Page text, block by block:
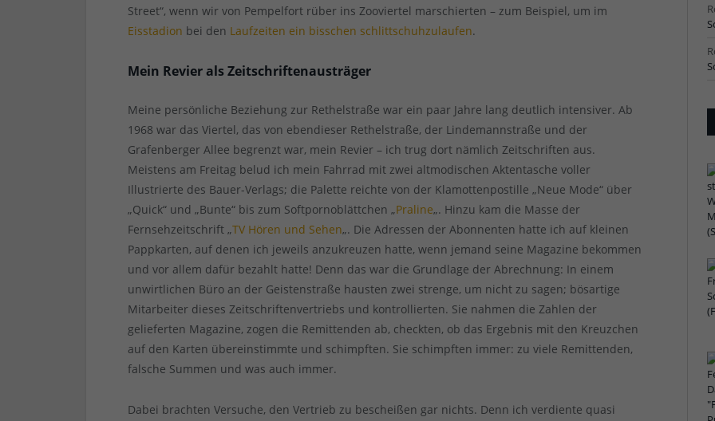
Street“, wenn wir von Pempelfort rüber ins Zooviertel marschierten – zum Beispiel, um im
Eisstadion bei den Laufzeiten ein bisschen schlittschuhzulaufen.
Mein Revier als Zeitschriftenausträger
Meine persönliche Beziehung zur Rethelstraße war ein paar Jahre lang deutlich intensiver. Ab
1968 war das Viertel, das von ebendieser Rethelstraße, der Lindemannstraße und der
Grafenberger Allee begrenzt war, mein Revier – ich trug dort nämlich Zeitschriften aus.
Meistens am Freitag belud ich mein Fahrrad mit zwei altmodischen Aktentasche voller
Illustrierte des Bauer-Verlags; die Palette reichte von der Klamottenpostille „Neue Mode“ über
„Quick“ und „Bunte“ bis zum Softpornoblättchen „Praline„. Hinzu kam die Masse der
Fernsehzeitschrift „TV Hören und Sehen„. Die Adressen der Abonnenten hatte ich auf kleinen
Pappkarten, auf denen ich jeweils anzukreuzen hatte, wenn jemand seine Magazine bekommen
und vor allem dafür bezahlt hatte! Denn das war die Grundlage der Abrechnung: In einem
unwirtlichen Büro an der Geistenstraße hausten zwei strenge, um nicht zu sagen; bösartige
Mitarbeiter dieses Zeitschriftenvertriebs und kontrollierten. Sie nahmen die Zahlen der
gelieferten Magazine, zogen die Remittenden ab, checkten, ob das Ergebnis mit den Kreuzchen
auf den Karten übereinstimmte und schimpften. Sie schimpften immer: zu viele Remittenden,
falsche Summen und was auch immer.
Dabei brachten Versuche, den Vertrieb zu bescheißen gar nichts. Denn ich verdiente quasi